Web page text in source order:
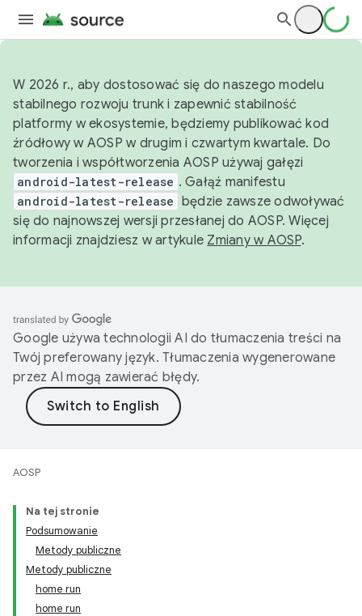
W 2026 r., aby dostosować się do naszego modelu
stabilnego rozwoju trunk i zapewnić stabilność
platformy w ekosystemie, będziemy publikować kod
źródłowy w AOSP w drugim i czwartym kwartale. Do
tworzenia i współtworzenia AOSP używaj gałęzi
android-latest-release . Gałąź manifestu
android-latest-release będzie zawsze odwoływać
się do najnowszej wersji przesłanej do AOSP. Więcej
informacji znajdziesz w artykule Zmiany w AOSP.
Google używa technologii AI do tłumaczenia treści na
Twój preferowany język. Tłumaczenia wygenerowane
przez AI mogą zawierać błędy.
AOSP
Na tej stronie
Podsumowanie
Metody publiczne
Metody publiczne
home run
home run